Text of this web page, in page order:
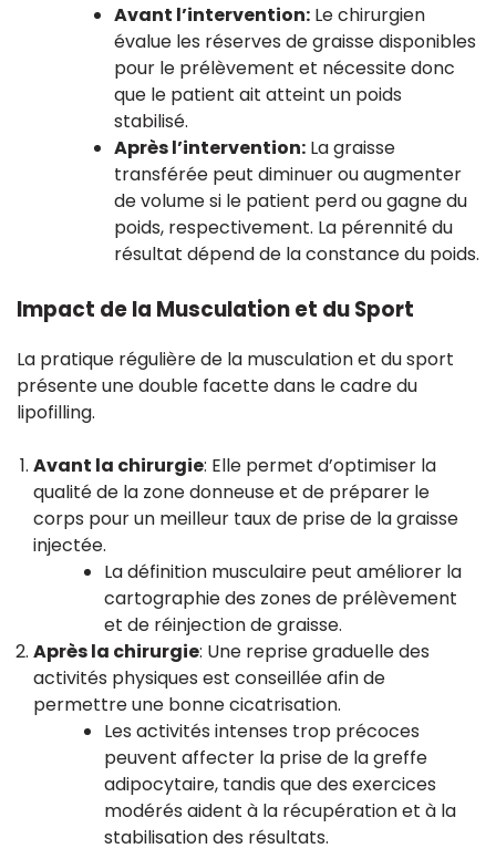
Avant l’intervention: Le chirurgien
évalue les réserves de graisse disponibles
pour le prélèvement et nécessite donc
que le patient ait atteint un poids
stabilisé.
Après l’intervention: La graisse
transférée peut diminuer ou augmenter
de volume si le patient perd ou gagne du
poids, respectivement. La pérennité du
résultat dépend de la constance du poids.
Impact de la Musculation et du Sport
La pratique régulière de la musculation et du sport
présente une double facette dans le cadre du
lipofilling.
Avant la chirurgie: Elle permet d’optimiser la
qualité de la zone donneuse et de préparer le
corps pour un meilleur taux de prise de la graisse
injectée.
La définition musculaire peut améliorer la
cartographie des zones de prélèvement
et de réinjection de graisse.
Après la chirurgie: Une reprise graduelle des
activités physiques est conseillée afin de
permettre une bonne cicatrisation.
Les activités intenses trop précoces
peuvent affecter la prise de la greffe
adipocytaire, tandis que des exercices
modérés aident à la récupération et à la
stabilisation des résultats.